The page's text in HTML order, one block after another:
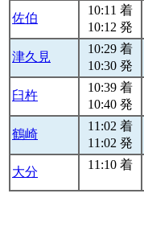
佐伯
10:11 着
10:12 発
津久見
10:29 着
10:30 発
臼杵
10:39 着
10:40 発
鶴崎
11:02 着
11:02 発
大分
11:10 着